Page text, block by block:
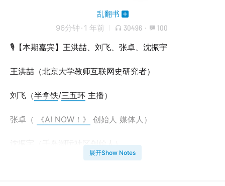
乱翻书
96分钟 · 1 年前 30496 · 100
🎙【本期嘉宾】王洪喆、刘飞、张卓、沈振宇
王洪喆（北京大学教师互联网史研究者）
刘飞（半拿铁/三五环 主播）
张卓（ 《AI NOW！》 创始人 媒体人）
沈振宇（千岛潮玩社区创始人）
展开Show Notes